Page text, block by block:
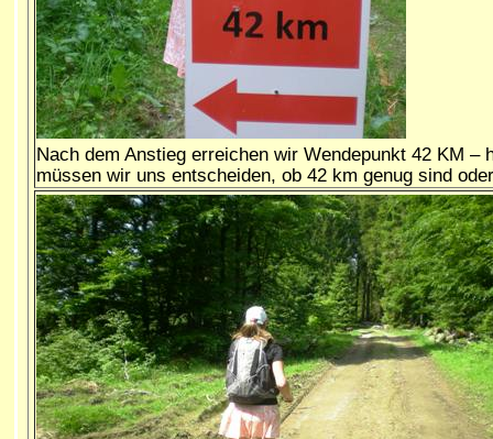
Nach dem Anstieg erreichen wir Wendepunkt 42 KM –
müssen wir uns entscheiden, ob 42 km genug sind